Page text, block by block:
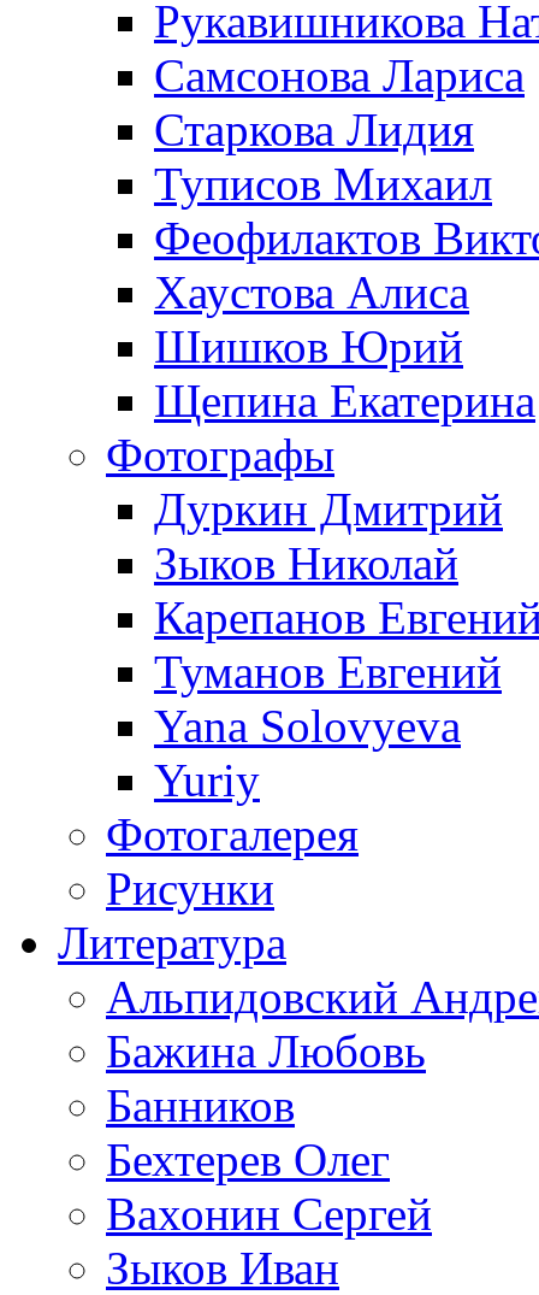
Рукавишникова
Самсонова Лариса
Старкова Лидия
Туписов Михаил
Феофилактов
Хаустова Алиса
Шишков Юрий
Щепина Екатерина
Фотографы
Дуркин Дмитрий
Зыков Николай
Карепанов
Туманов Евгений
Yana Solovyeva
Yuriy
Фотогалерея
Рисунки
Литература
Альпидовский
Бажина Любовь
Банников
Бехтерев Олег
Вахонин Сергей
Зыков Иван